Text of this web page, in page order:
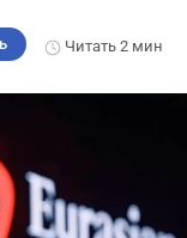
Читать 2 мин